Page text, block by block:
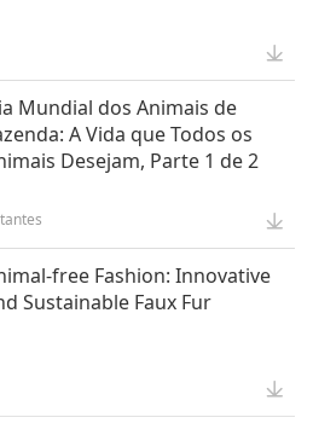
Mundial dos Animais de
A Vida que Todos os
Desejam, Parte 1 de 2
free Fashion: Innovative
Sustainable Faux Fur